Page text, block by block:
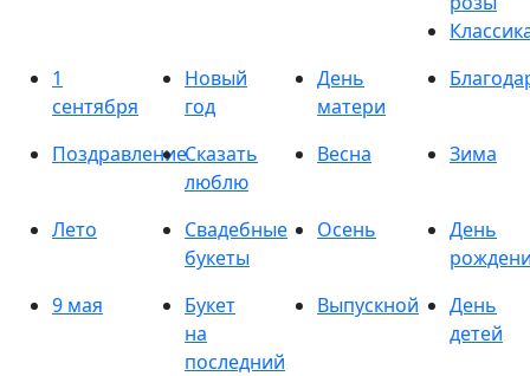
1
сентября
Новый
год
День
матери
ПоздравлениеСказать
люблю
Весна Зима
Лето
Свадебные
букеты
Осень
День
9 мая
Букет
на
последний
Выпускной
День
детей